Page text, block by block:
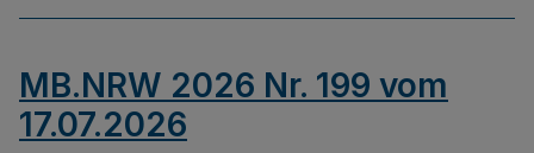
MB.NRW 2026 Nr. 199 vom
17.07.2026